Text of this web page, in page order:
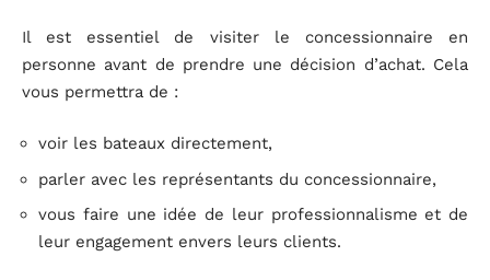
Il est essentiel de visiter le concessionnaire en
personne avant de prendre une décision d’achat. Cela
vous permettra de :
voir les bateaux directement,
parler avec les représentants du concessionnaire,
vous faire une idée de leur professionnalisme et de
leur engagement envers leurs clients.